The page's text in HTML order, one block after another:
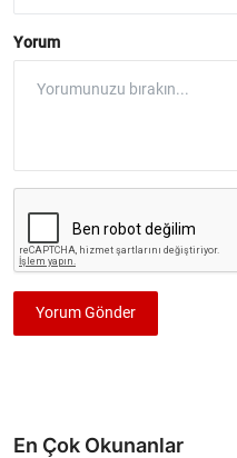
Yorum
Yorum Gönder
En Çok Okunanlar